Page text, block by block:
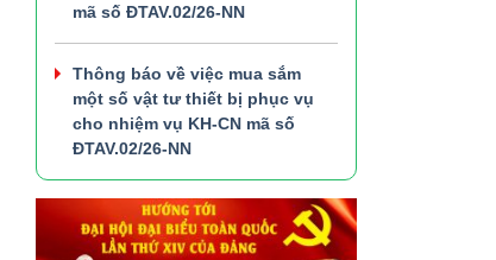
mã số ĐTAV.02/26-NN
Thông báo về việc mua sắm
một số vật tư thiết bị phục vụ
cho nhiệm vụ KH-CN mã số
ĐTAV.02/26-NN